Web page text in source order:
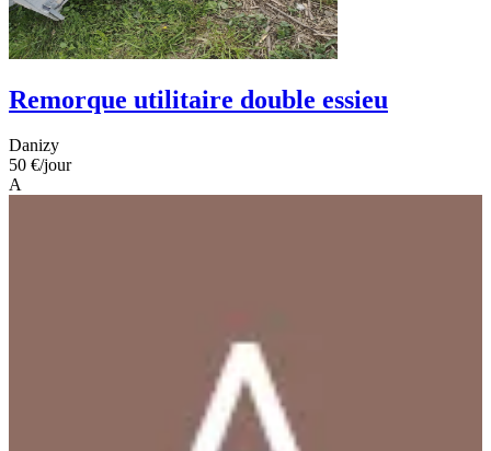
Remorque utilitaire double essieu
Danizy
50 €/jour
A